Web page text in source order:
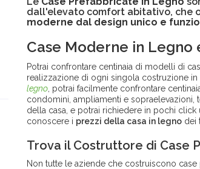
dall'elevato comfort abitativo, che
moderne dal design unico e
Case Moderne in
Potrai confrontare centinaia di modelli di
realizzazione di ogni singola costruzione
legno , potrai facilmente confrontare
condomini, ampliamenti e
della casa, e potrai richiedere in pochi click
conoscere i prezzi della casa in legno dei
Trova il Costruttore di Case
Non tutte le aziende che costruiscono